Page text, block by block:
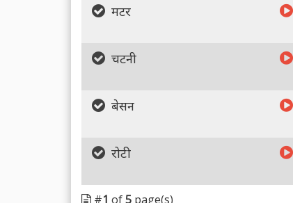
मटर
चटनी
बेसन
रोटी
#1 of5 page(s)